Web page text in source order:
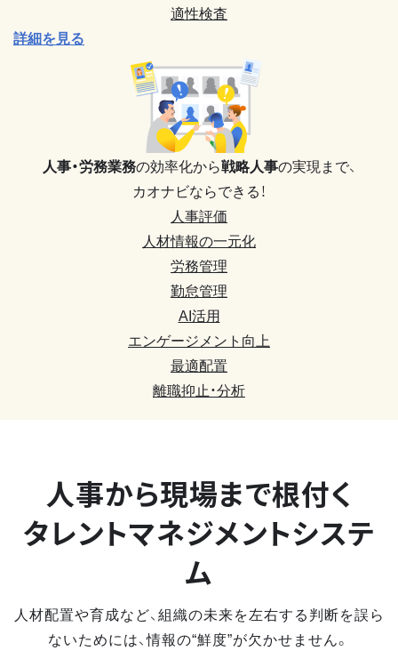
適性検査
詳細を見る
人事・労務業務の効率化から戦略人事の実現まで、
カオナビならできる！
人事評価
人材情報の一元化
労務管理
勤怠管理
AI活用
エンゲージメント向上
最適配置
離職抑止・分析
人事から現場まで根付く
タレントマネジメントシステ
ム
人材配置や育成など、組織の未来を左右する判断を誤ら
ないためには、情報の“鮮度”が欠かせません。